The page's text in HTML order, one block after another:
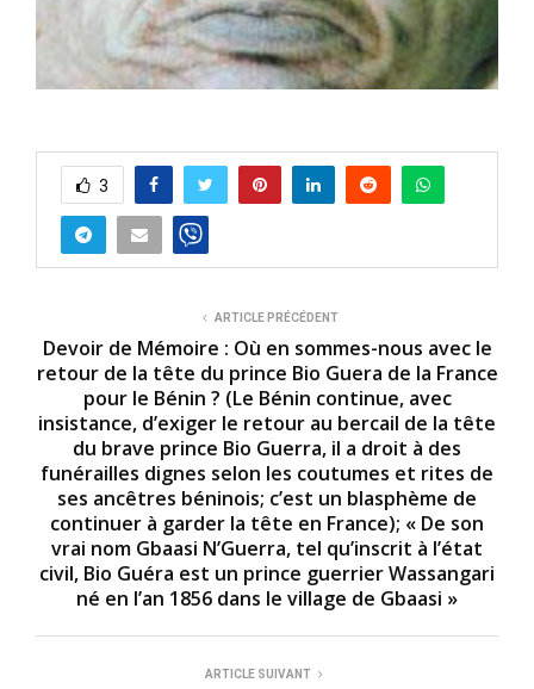
3
ARTICLE PRÉCÉDENT
Devoir de Mémoire : Où en sommes-nous avec le
retour de la tête du prince Bio Guera de la France
pour le Bénin ? (Le Bénin continue, avec
insistance, d’exiger le retour au bercail de la tête
du brave prince Bio Guerra, il a droit à des
funérailles dignes selon les coutumes et rites de
ses ancêtres béninois; c’est un blasphème de
continuer à garder la tête en France); « De son
vrai nom Gbaasi N’Guerra, tel qu’inscrit à l’état
civil, Bio Guéra est un prince guerrier Wassangari
né en l’an 1856 dans le village de Gbaasi »
ARTICLE SUIVANT